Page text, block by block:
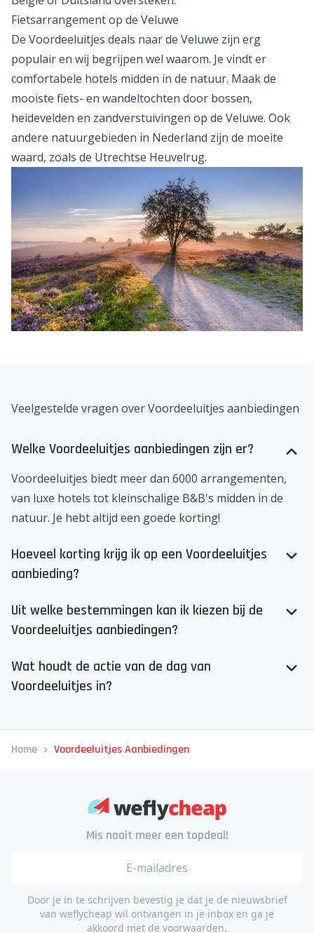
België of Duitsland oversteken.
Fietsarrangement op de Veluwe
Voordeeluitjes deals naar de Veluwe
zijn erg
populair en wij begrijpen wel waarom. Je vindt er
comfortabele hotels midden in de natuur. Maak de
heidevelden en zandverstuivingen op de Veluwe. Ook
andere natuurgebieden in Nederland zijn de moeite
waard, zoals de Utrechtse Heuvelrug.
Veelgestelde vragen over Voordeeluitjes aanbiedingen
Welke Voordeeluitjes aanbiedingen zijn er?
Voordeeluitjes
biedt meer dan 6000 arrangementen,
van luxe hotels tot kleinschalige B&B's midden in de
natuur. Je hebt altijd een goede korting!
Hoeveel korting krijg ik op een Voordeeluitjes
aanbieding?
Uit welke bestemmingen kan ik kiezen bij de
Voordeeluitjes aanbiedingen?
Wat houdt de actie van de dag van
Voordeeluitjes in?
Mis nooit meer een topdeal!
Door je in te schrijven bevestig je dat je de nieuwsbrief
van weflycheap wil ontvangen in je inbox en ga je